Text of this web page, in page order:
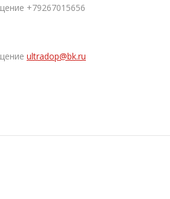
+79267015656
ultradop@bk.ru